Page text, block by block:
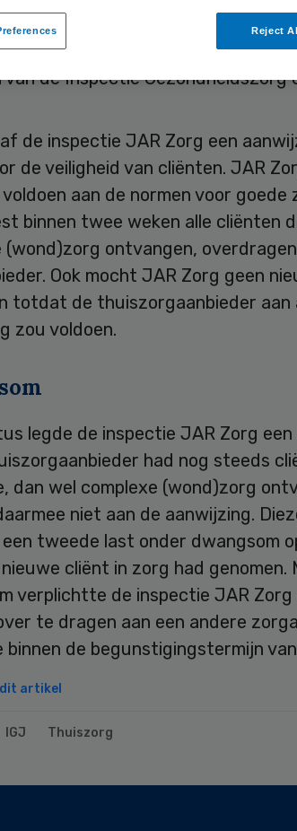
thuiszorgaanbieder JAR
gestopt nadat de organisatie
van de Inspectie Gezondheidszorg
de inspectie JAR Zorg een
de veiligheid van cliënten. JAR
voldoen aan de normen voor
binnen twee weken alle cliënten
(wond)zorg ontvangen,
Ook mocht JAR Zorg geen
totdat de thuiszorgaanbieder aan
zou voldoen.
legde de inspectie JAR Zorg
had nog steeds
dan wel complexe (wond)zorg
niet aan de aanwijzing.
tweede last onder dwangsom
cliënt in zorg had genomen.
verplichtte de inspectie JAR Zorg
te dragen aan een andere
binnen de begunstigingstermijn
artikel
IGJ Thuiszorg
Reject